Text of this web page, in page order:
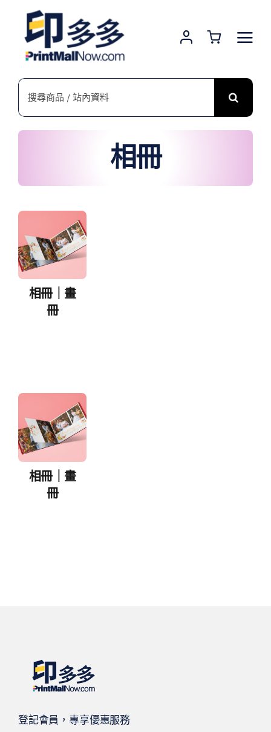
content
搜
相冊
相冊｜畫
冊
相冊｜畫
冊
登記會員，專享優惠服務